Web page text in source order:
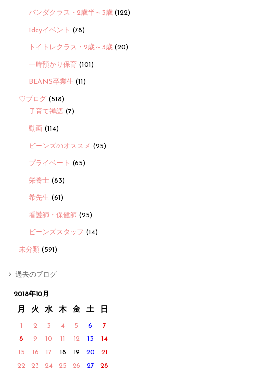
パンダクラス・2歳半～3歳 (122)
1dayイベント (78)
トイトレクラス・2歳～3歳 (20)
一時預かり保育 (101)
BEANS卒業生 (11)
♡ブログ (518)
子育て禅語 (7)
動画 (114)
ビーンズのオススメ (25)
プライベート (65)
栄養士 (83)
希先生 (61)
看護師・保健師 (25)
ビーンズスタッフ (14)
未分類 (591)
過去のブログ
2018年10月
月 火 水 木 金 土 日
1 2 3 4 5 6
7
8
9 10 11 12 13
14
15
16 17 18 19 20
21
22
23 24 25 26 27
28